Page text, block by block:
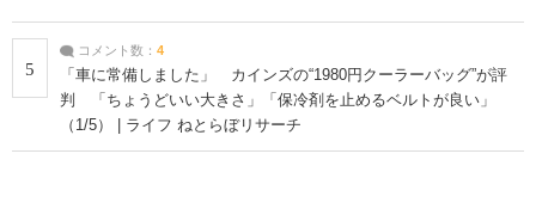
5
コメント数： 4
「車に常備しました」 カインズの“1980円クーラーバッグ”が評
判 「ちょうどいい大きさ」「保冷剤を止めるベルトが良い」
（1/5） | ライフ ねとらぼリサーチ